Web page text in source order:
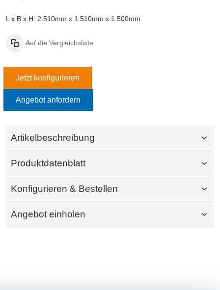
L x B x H: 2.510mm x 1.510mm x 1.500mm
Auf die Vergleichsliste
Jetzt konfigurieren
Angebot anfordern
Artikelbeschreibung
Produktdatenblatt
Konfigurieren & Bestellen
Angebot einholen